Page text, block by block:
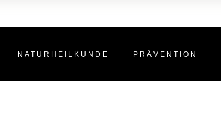
NATURHEILKUNDE PRÄVENTION